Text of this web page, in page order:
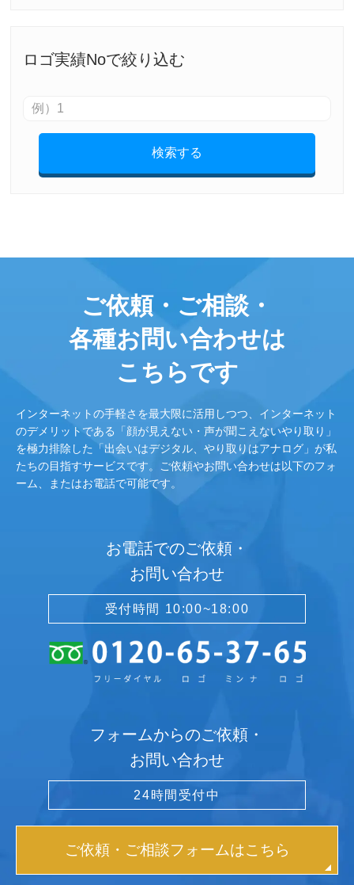
ロゴ実績Noで絞り込む
検索する
ご依頼・ご相談・
各種お問い合わせは
こちらです
インターネットの手軽さを最大限に活用しつつ、インターネット
のデメリットである「顔が見えない・声が聞こえないやり取り」
を極力排除した「出会いはデジタル、やり取りはアナログ」が私
たちの目指すサービスです。ご依頼やお問い合わせは以下のフォ
ーム、またはお電話で可能です。
お電話でのご依頼・
お問い合わせ
受付時間 10:00~18:00
フォームからのご依頼・
お問い合わせ
24時間受付中
ご依頼・ご相談フォームはこちら